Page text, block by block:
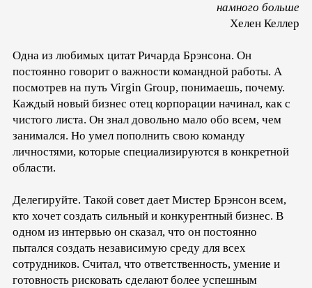
намного больше
Хелен Келлер
Одна из любимых цитат Ричарда Брэнсона. Он
постоянно говорит о важности командной работы. А
посмотрев на путь Virgin Group, понимаешь, почему.
Каждый новый бизнес отец корпорации начинал, как с
чистого листа. Он знал довольно мало обо всем, чем
занимался. Но умел пополнить свою команду
личностями, которые специализируются в конкретной
области.
Делегируйте. Такой совет дает Мистер Брэнсон всем,
кто хочет создать сильный и конкурентный бизнес. В
одном из интервью он сказал, что он постоянно
пытался создать независимую среду для всех
сотрудников. Считал, что ответственность, умение и
готовность рисковать сделают более успешным